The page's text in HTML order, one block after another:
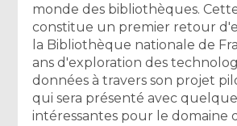
monde des bibliothèques.
constitue un premier retour
la Bibliothèque nationale de
ans d'exploration des
données à travers son projet
qui sera présenté avec
intéressantes pour le domaine